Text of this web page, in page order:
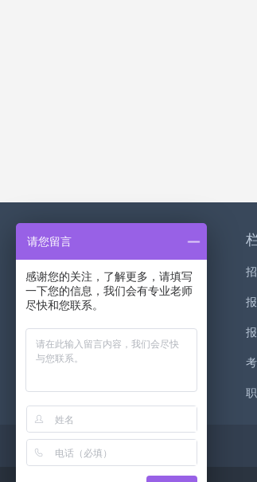
关于我们
红师公益
请您留言
感谢您的关注，了解更多，请填写
一下您的信息，我们会有专业老师
尽快和您联系。